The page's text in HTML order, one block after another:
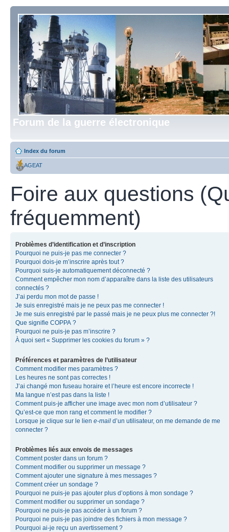
Forum de la guerre électronique
Index du forum
AGEAT
Foire aux questions
fréquemment)
Problèmes d’identification et d’inscription
Pourquoi ne puis-je pas me connecter ?
Pourquoi dois-je m’inscrire après tout ?
Pourquoi suis-je automatiquement déconnecté ?
Comment empêcher mon nom d’apparaître dans la liste des utilisateurs
connectés ?
J’ai perdu mon mot de passe !
Je suis enregistré mais je ne peux pas me connecter !
Je me suis enregistré par le passé mais je ne peux plus me connecter ?!
Que signifie COPPA ?
Pourquoi ne puis-je pas m’inscrire ?
À quoi sert « Supprimer les cookies du forum » ?
Préférences et paramètres de l’utilisateur
Comment modifier mes paramètres ?
Les heures ne sont pas correctes !
J’ai changé mon fuseau horaire et l’heure est encore incorrecte !
Ma langue n’est pas dans la liste !
Comment puis-je afficher une image avec mon nom d’utilisateur ?
Qu’est-ce que mon rang et comment le modifier ?
Lorsque je clique sur le lien e-mail d’un utilisateur, on me demande de me
connecter ?
Problèmes liés aux envois de messages
Comment poster dans un forum ?
Comment modifier ou supprimer un message ?
Comment ajouter une signature à mes messages ?
Comment créer un sondage ?
Pourquoi ne puis-je pas ajouter plus d’options à mon sondage ?
Comment modifier ou supprimer un sondage ?
Pourquoi ne puis-je pas accéder à un forum ?
Pourquoi ne puis-je pas joindre des fichiers à mon message ?
Pourquoi ai-je reçu un avertissement ?